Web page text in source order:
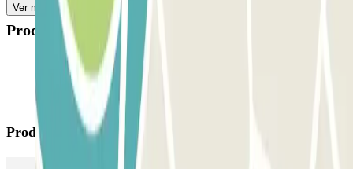
Ver más
Productos disponibles
Productos de Parclick